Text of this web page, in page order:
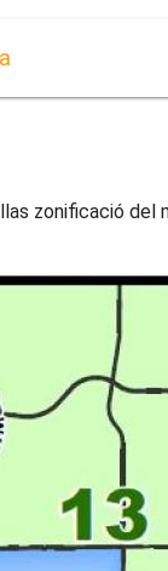
zonificació del